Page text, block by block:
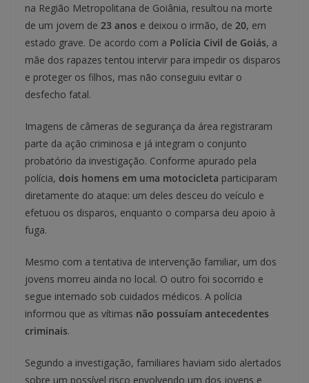
na Região Metropolitana de Goiânia, resultou na morte
de um jovem de 23 anos e deixou o irmão, de 20, em
estado grave. De acordo com a Polícia Civil de Goiás, a
mãe dos rapazes tentou intervir para impedir os disparos
e proteger os filhos, mas não conseguiu evitar o
desfecho fatal.
Imagens de câmeras de segurança da área registraram
parte da ação criminosa e já integram o conjunto
probatório da investigação. Conforme apurado pela
polícia, dois homens em uma motocicleta participaram
diretamente do ataque: um deles desceu do veículo e
efetuou os disparos, enquanto o comparsa deu apoio à
fuga.
Mesmo com a tentativa de intervenção familiar, um dos
jovens morreu ainda no local. O outro foi socorrido e
segue internado sob cuidados médicos. A polícia
informou que as vítimas não possuíam antecedentes
criminais.
Segundo a investigação, familiares haviam sido alertados
sobre um possível risco envolvendo um dos jovens e